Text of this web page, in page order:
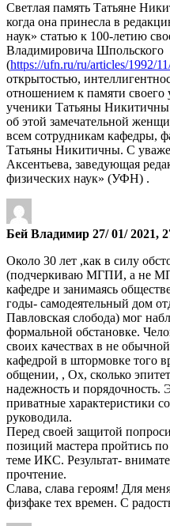
Светлая память Татьяне
когда она принесла в
наук» статью к 100-летию
Владимировича Шпольского
(https://ufn.ru/ru/articles/1992/
открытостью,
отношением к памяти своего
ученики Татьяны
об этой замечательной
всем сотрудникам кафедры,
Татьяны Никитичны. С
Аксентьева, заведующая
физических наук» (УФН) .
Бей Владимир 27/ 01/ 2021,
Около 30 лет ,как в силу
(подчеркиваю МГПИ, а не
кафедре и занимаясь
годы- самодеятельный дом
Павловская слобода) мог
формальной обстановке.
своих качествах в не
кафедрой в штормовке того
общении, , Ох, сколько
надежность и порядочность.
приватные характеристики
руководила.
Перед своей защитой
позиций мастера пройтись
теме ИКС. Результат-
прочтение.
Слава, слава героям! Для
физфаке тех времен. С